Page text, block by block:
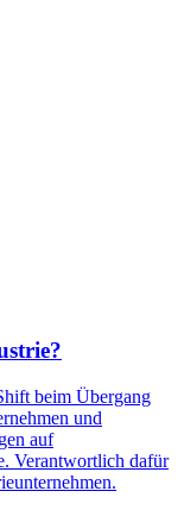
beim Übergang
und
auf
Verantwortlich dafür